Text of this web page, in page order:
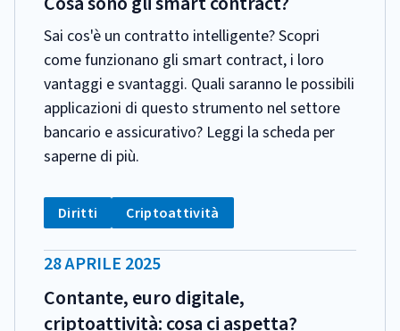
Sai cos'è un contratto intelligente? Scopri
come funzionano gli smart contract, i loro
vantaggi e svantaggi. Quali saranno le possibili
applicazioni di questo strumento nel settore
bancario e assicurativo? Leggi la scheda per
saperne di più.
CATEGORIA:
Tag:
Diritti Tag:
Criptoattività
DATA
PUBBLICAZIONE:
28 APRILE 2025
Contante, euro digitale,
criptoattività: cosa ci aspetta?